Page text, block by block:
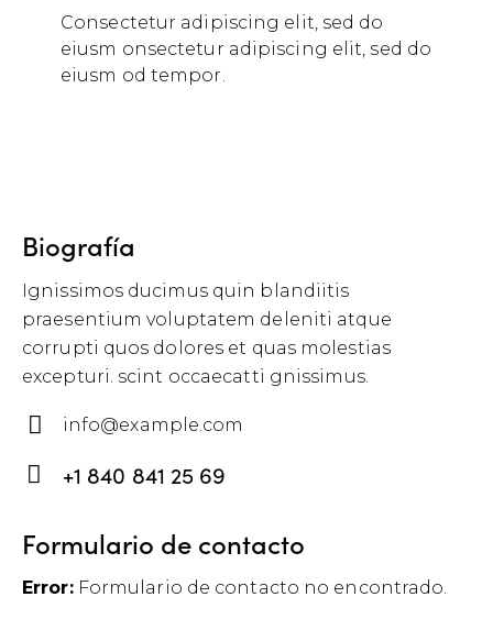
Consectetur adipiscing elit, sed do
eiusm onsectetur adipiscing elit, sed do
eiusm od tempor.
Biografía
Ignissimos ducimus quin blandiitis
praesentium voluptatem deleniti atque
corrupti quos dolores et quas molestias
excepturi. scint occaecatti gnissimus.
m
:
info@example.com
h
ne
+1 840 841 25 69
Formulario de contacto
Error:Formulario de contacto no encontrado.